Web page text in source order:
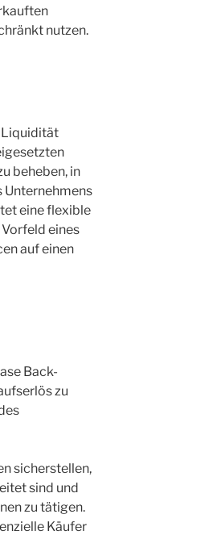
nutzen.
Liquidität
beheben, in
Unternehmens
eine flexible
eines
auf einen
Back-
zu
sicherstellen,
sind und
zu tätigen.
Käufer